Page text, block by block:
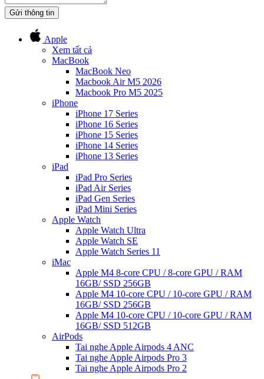
Gửi thông tin
Apple
Xem tất cả
MacBook
MacBook Neo
Macbook Air M5 2026
Macbook Pro M5 2025
iPhone
iPhone 17 Series
iPhone 16 Series
iPhone 15 Series
iPhone 14 Series
iPhone 13 Series
iPad
iPad Pro Series
iPad Air Series
iPad Gen Series
iPad Mini Series
Apple Watch
Apple Watch Ultra
Apple Watch SE
Apple Watch Series 11
iMac
Apple M4 8-core CPU / 8-core GPU / RAM
16GB/ SSD 256GB
Apple M4 10-core CPU / 10-core GPU / RAM
16GB/ SSD 256GB
Apple M4 10-core CPU / 10-core GPU / RAM
16GB/ SSD 512GB
AirPods
Tai nghe Apple Airpods 4 ANC
Tai nghe Apple Airpods Pro 3
Tai nghe Apple Airpods Pro 2